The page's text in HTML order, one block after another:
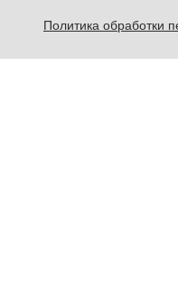
Политика обработки